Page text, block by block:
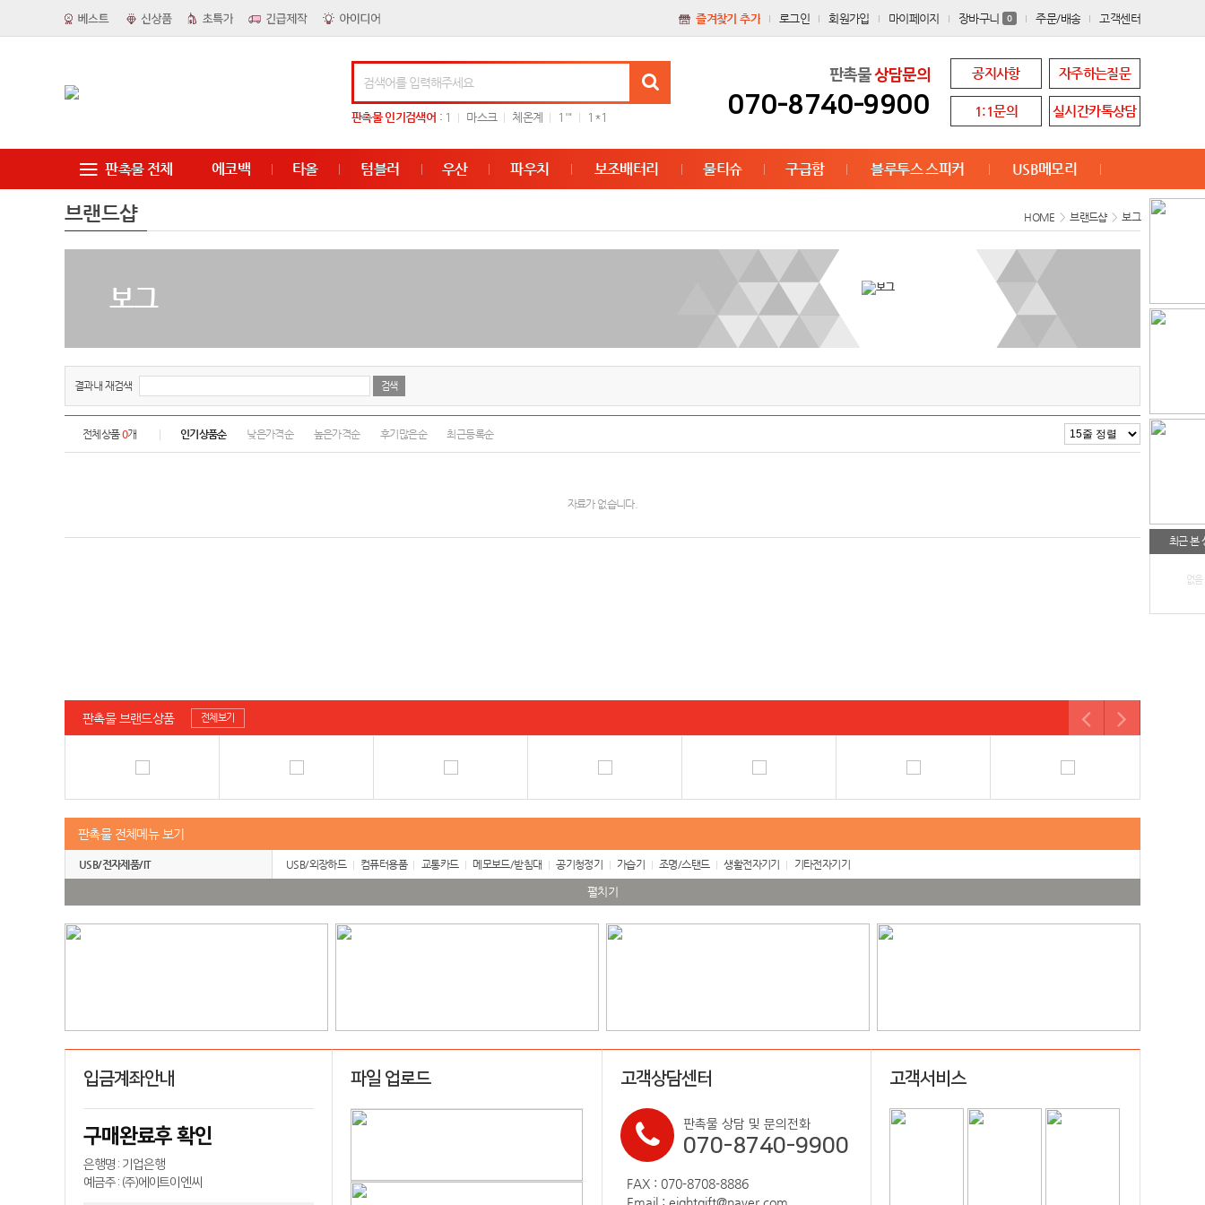
즐겨찾기 추가 로그인 회원가입 마이페이지 장바구니 0 주문/배송 고객센터
판촉물인기검색어 : 1 마스크 체온계 1'" 1*1
판촉물상담문의
070-8740-9900
공지사항 자주하는질문
1:1문의 실시간카톡상담
판촉물 전체 에코백 타올 텀블러 우산 파우치 보조배터리 물티슈 구급함 블루투스 스피커 USB메모리
최근 본
없음
브랜드샵 HOME > 브랜드샵 > 보그
보그
결과내 재검색
전체상품0개 인기상품순 낮은가격순 높은가격순 후기많은순 최근등록순
자료가 없습니다.
판촉물 브랜드상품 전체보기
판촉물 전체메뉴 보기
USB/전자제품/IT USB/외장하드 컴퓨터용품 교통카드 메모보드/받침대 공기청정기 가습기 조명/스탠드 생활전자기기 기타전자기기
펼치기
입금계좌안내
구매완료후 확인
은행명 : 기업은행
예금주 : (주)에이트이엔씨
파일 업로드 고객상담센터
판촉물 상담 및 문의전화
070-8740-9900
FAX : 070-8708-8886
고객서비스